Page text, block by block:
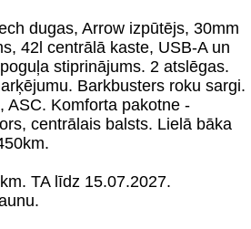
dugas, Arrow izpūtējs, 30mm
42l centrālā kaste, USB-A un
stiprinājums. 2 atslēgas.
Barkbusters roku sargi.
ASC. Komforta pakotne -
centrālais balsts. Lielā bāka
TA līdz 15.07.2027.